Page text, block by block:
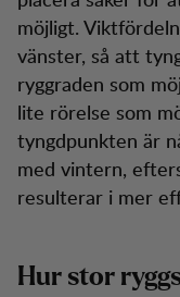
möjligt.
vänster, så att
ryggraden som
lite rörelse som
tyngdpunkten är
med vintern,
resulterar i mer
Hur stor